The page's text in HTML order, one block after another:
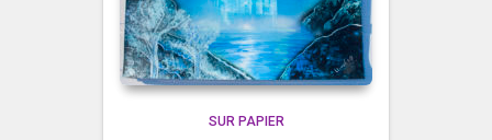
SUR PAPIER